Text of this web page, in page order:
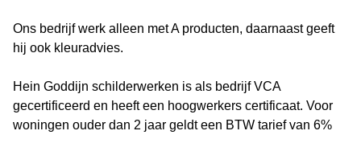
Ons bedrijf werk alleen met A producten, daarnaast geeft
hij ook kleuradvies.
Hein Goddijn schilderwerken is als bedrijf VCA
gecertificeerd en heeft een hoogwerkers certificaat. Voor
woningen ouder dan 2 jaar geldt een BTW tarief van 6%